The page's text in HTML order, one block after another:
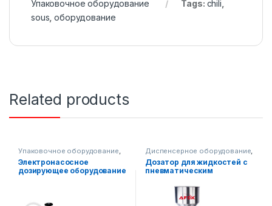
Упаковочное оборудование
Tags: chili
sous ,оборудование
Related products
Упаковочное оборудование,
Диспенсерное оборудование
Электронасосное
дозирующее оборудование
Диспенсерное оборудование,
Упаковочное оборудование
Дозатор для жидкостей с
пневматическим